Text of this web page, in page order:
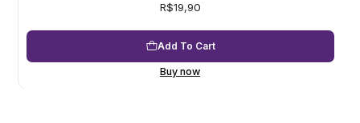
R$19,90
Add To Cart
Buy now